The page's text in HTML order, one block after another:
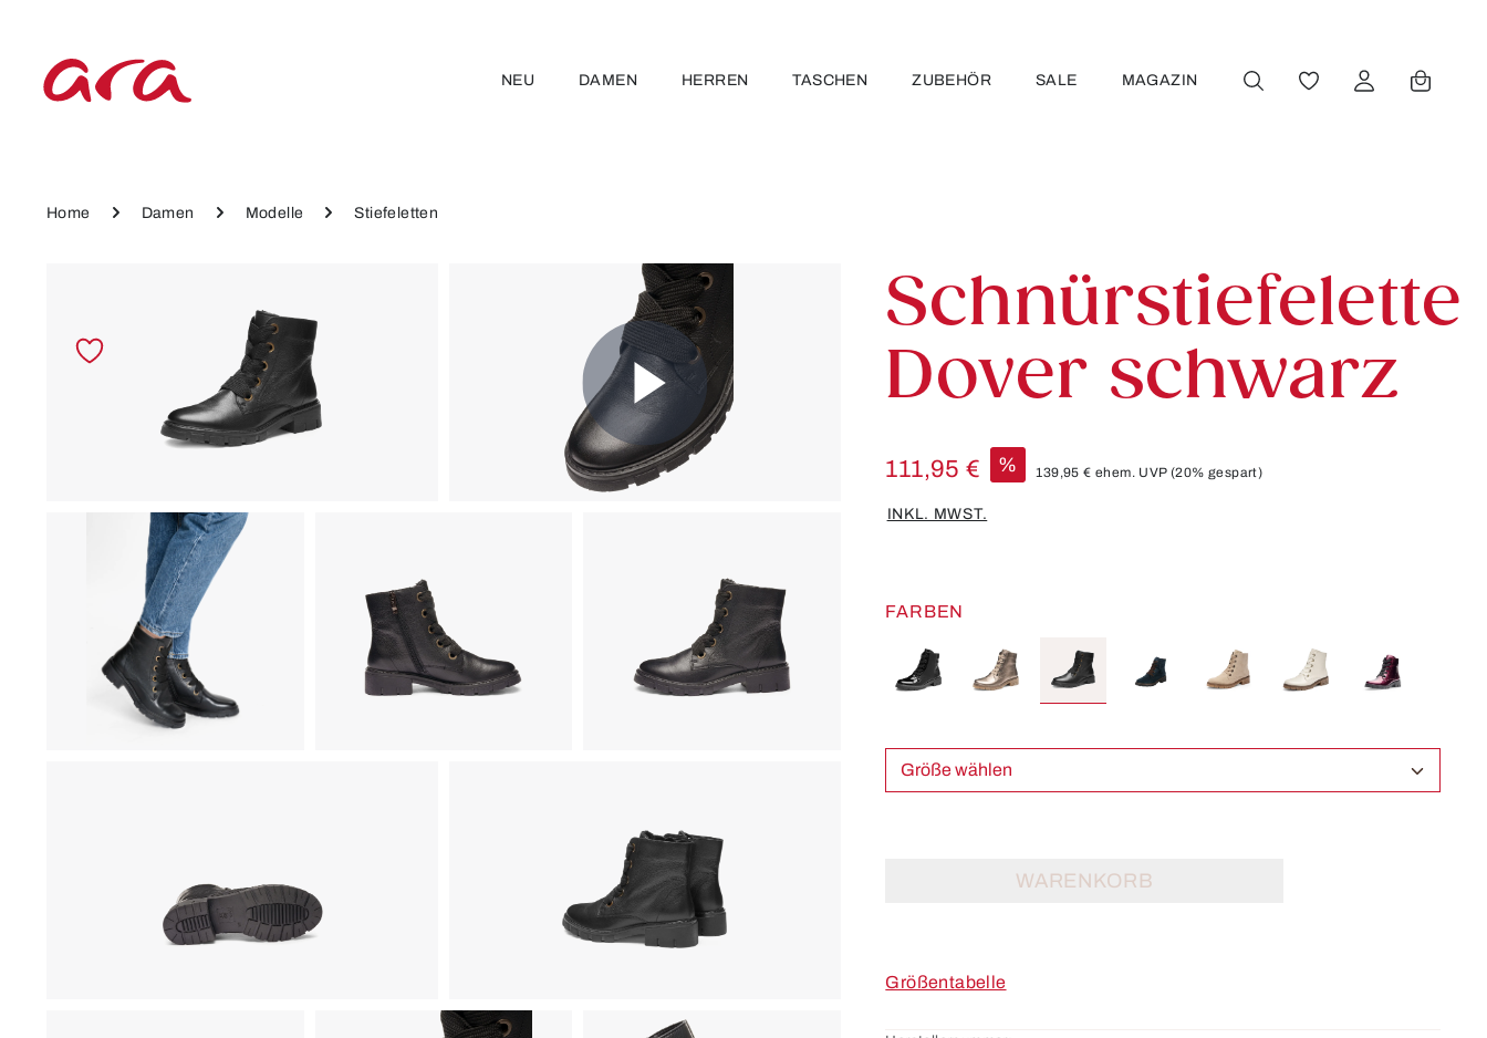
NEU DAMEN HERREN TASCHEN ZUBEHÖR SALE MAGAZIN DU HAST 0
Home Damen Modelle Stiefeletten
Schnürstiefelette
Dover schwarz
111,95 € % 139,95 € ehem. UVP (20% gespart)
INKL. MWST.
FARBEN
Größe wählen
WARENKORB
Größentabelle